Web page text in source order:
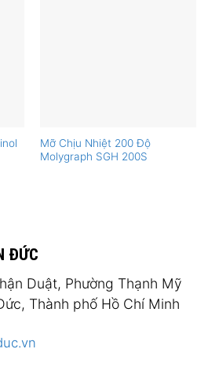
Mỡ Chịu Nhiệt 200 Độ
Molygraph SGH 200S
ĐỨC
Duật, Phường Thạnh Mỹ
Thành phố Hồ Chí Minh